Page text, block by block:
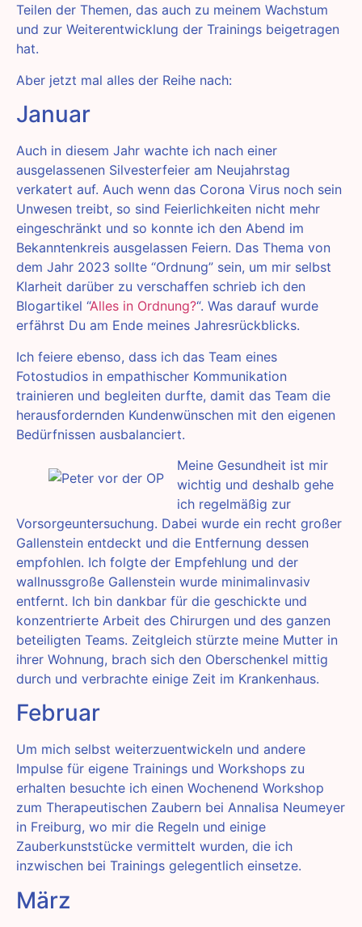
Teilen der Themen, das auch zu meinem Wachstum
und zur Weiterentwicklung der Trainings beigetragen
hat.
Aber jetzt mal alles der Reihe nach:
Januar
Auch in diesem Jahr wachte ich nach einer
ausgelassenen Silvesterfeier am Neujahrstag
verkatert auf. Auch wenn das Corona Virus noch sein
Unwesen treibt, so sind Feierlichkeiten nicht mehr
eingeschränkt und so konnte ich den Abend im
Bekanntenkreis ausgelassen Feiern. Das Thema von
dem Jahr 2023 sollte “Ordnung” sein, um mir selbst
Klarheit darüber zu verschaffen schrieb ich den
Blogartikel “Alles in Ordnung?“. Was darauf wurde
erfährst Du am Ende meines Jahresrückblicks.
Ich feiere ebenso, dass ich das Team eines
Fotostudios in empathischer Kommunikation
trainieren und begleiten durfte, damit das Team die
herausfordernden Kundenwünschen mit den eigenen
Bedürfnissen ausbalanciert.
Meine Gesundheit ist mir
wichtig und deshalb gehe
ich regelmäßig zur
Vorsorgeuntersuchung. Dabei wurde ein recht großer
Gallenstein entdeckt und die Entfernung dessen
empfohlen. Ich folgte der Empfehlung und der
wallnussgroße Gallenstein wurde minimalinvasiv
entfernt. Ich bin dankbar für die geschickte und
konzentrierte Arbeit des Chirurgen und des ganzen
beteiligten Teams. Zeitgleich stürzte meine Mutter in
ihrer Wohnung, brach sich den Oberschenkel mittig
durch und verbrachte einige Zeit im Krankenhaus.
Februar
Um mich selbst weiterzuentwickeln und andere
Impulse für eigene Trainings und Workshops zu
erhalten besuchte ich einen Wochenend Workshop
zum Therapeutischen Zaubern bei Annalisa Neumeyer
in Freiburg, wo mir die Regeln und einige
Zauberkunststücke vermittelt wurden, die ich
inzwischen bei Trainings gelegentlich einsetze.
März